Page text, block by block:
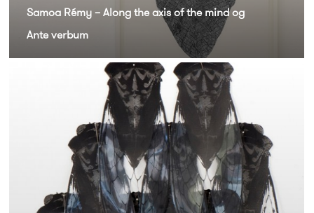
Samoa Rémy – Along the axis of the mind og
Ante verbum